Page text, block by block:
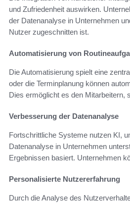
und Zufriedenheit auswirken.
der Datenanalyse in Unternehmen
Nutzer zugeschnitten ist.
Automatisierung von
Die Automatisierung spielt eine
oder die Terminplanung können
Dies ermöglicht es den Mitarbeitern,
Verbesserung der Datenanalyse
Fortschrittliche Systeme nutzen KI,
Datenanalyse in Unternehmen
Ergebnissen basiert. Unternehmen
Personalisierte Nutzererfahrung
Durch die Analyse des